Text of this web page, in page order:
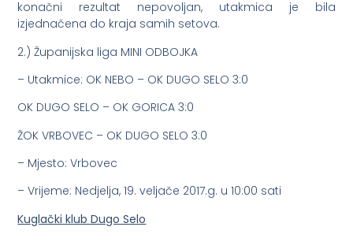
konačni rezultat nepovoljan, utakmica je bila
izjednačena do kraja samih setova.
2.) Županijska liga MINI ODBOJKA
– Utakmice: OK NEBO – OK DUGO SELO 3:0
OK DUGO SELO – OK GORICA 3:0
ŽOK VRBOVEC – OK DUGO SELO 3:0
– Mjesto: Vrbovec
– Vrijeme: Nedjelja, 19. veljače 2017.g. u 10:00 sati
Kuglački klub Dugo Selo